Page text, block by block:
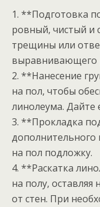
1. **Подготовка
ровный, чистый и
трещины или
выравнивающего
2. **Нанесение
на пол, чтобы
линолеума. Дайте
3. **Прокладка
на пол подложку.
4. **Раскатка
на полу, оставляя
от стен. При